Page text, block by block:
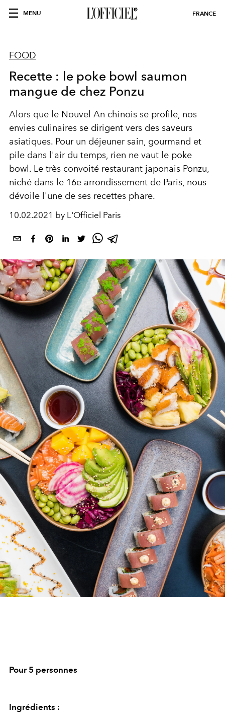
MENU FRANCE
FOOD
Recette : le poke bowl saumon
mangue de chez Ponzu
Alors que le Nouvel An chinois se profile, nos
envies culinaires se dirigent vers des saveurs
asiatiques. Pour un déjeuner sain, gourmand et
pile dans l'air du temps, rien ne vaut le poke
bowl. Le très convoité restaurant japonais Ponzu,
niché dans le 16e arrondissement de Paris, nous
dévoile l'une de ses recettes phare.
10.02.2021 by L'Officiel Paris
Pour 5 personnes
Ingrédients :